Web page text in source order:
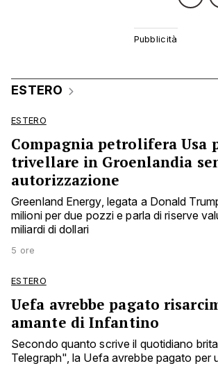
ESTERO
ESTERO
Compagnia petrolifera Usa
trivellare in Groenlandia
autorizzazione
Greenland Energy, legata a Donald
milioni per due pozzi e parla di riserve
miliardi di dollari
5 ore
ESTERO
Uefa avrebbe pagato
amante di Infantino
Secondo quanto scrive il quotidiano
Telegraph", la Uefa avrebbe pagato per